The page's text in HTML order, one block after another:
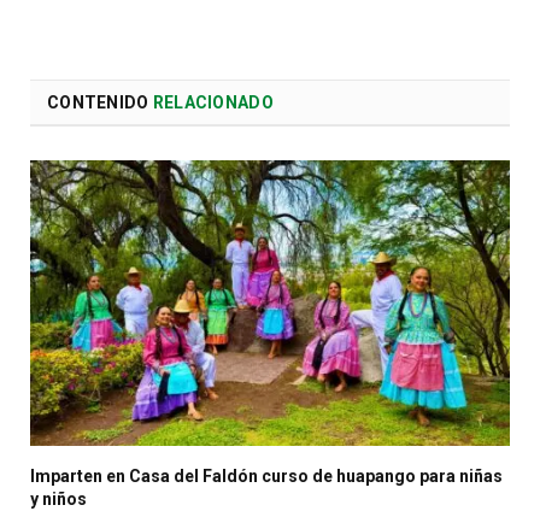
CONTENIDO RELACIONADO
Imparten en Casa del Faldón curso de huapango para niñas
y niños